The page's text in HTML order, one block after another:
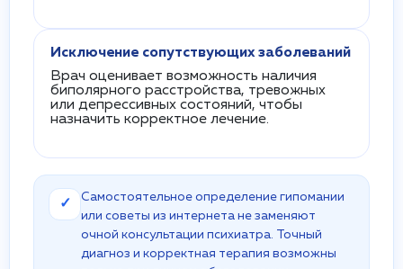
Исключение сопутствующих заболеваний
Врач оценивает возможность наличия
биполярного расстройства, тревожных
или депрессивных состояний, чтобы
назначить корректное лечение.
✓
Самостоятельное определение гипомании
или советы из интернета не заменяют
очной консультации психиатра. Точный
диагноз и корректная терапия возможны